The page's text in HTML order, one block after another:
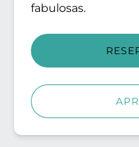
fabulosas.